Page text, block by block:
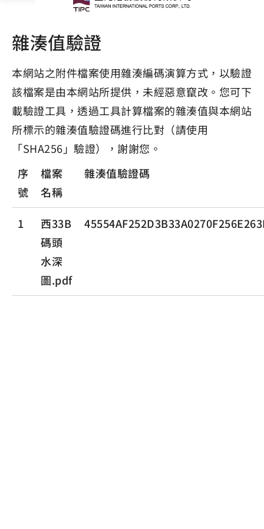
雜湊值驗證
本網站之附件檔案使用雜湊編碼演算方式，以驗證
該檔案是由本網站所提供，未經惡意竄改。您可下
載驗證工具，透過工具計算檔案的雜湊值與本網站
所標示的雜湊值驗證碼進行比對（請使用
「SHA256」驗證），謝謝您。
序
號
檔案
名稱
雜湊值驗證碼
1
西33B
碼頭
水深
圖.pdf